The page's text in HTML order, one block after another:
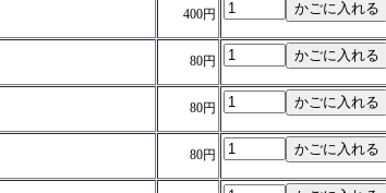
400円
80円
80円
80円